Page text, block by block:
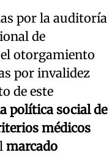
por la auditoría
de
otorgamiento
por invalidez
de este
política social de
médicos
marcado